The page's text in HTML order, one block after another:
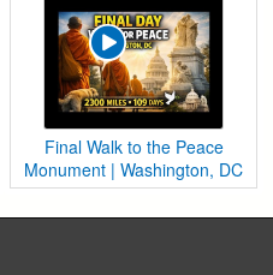
Final Walk to the Peace
Monument | Washington, DC